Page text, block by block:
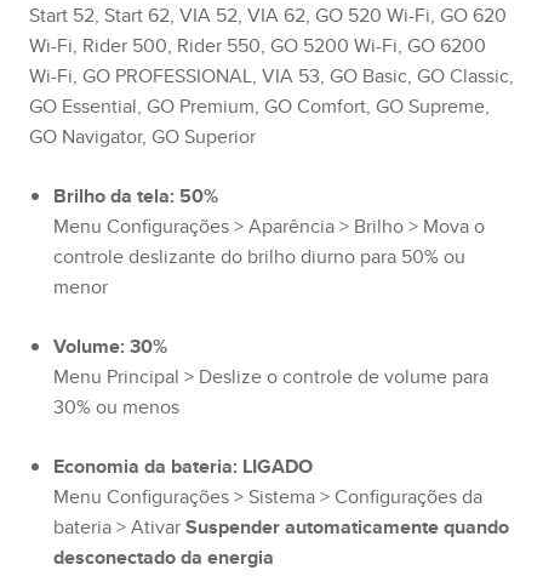
Start 52, Start 62, VIA 52, VIA 62, GO 520 Wi-Fi, GO 620
Wi-Fi, Rider 500, Rider 550, GO 5200 Wi-Fi, GO 6200
Wi-Fi, GO PROFESSIONAL, VIA 53, GO Basic, GO Classic,
GO Essential, GO Premium, GO Comfort, GO Supreme,
GO Navigator, GO Superior
Brilho da tela: 50%
Menu Configurações > Aparência > Brilho > Mova o
controle deslizante do brilho diurno para 50% ou
menor
Volume: 30%
Menu Principal > Deslize o controle de volume para
30% ou menos
Economia da bateria: LIGADO
Menu Configurações > Sistema > Configurações da
bateria > AtivarSuspender automaticamente quando
desconectado da energia